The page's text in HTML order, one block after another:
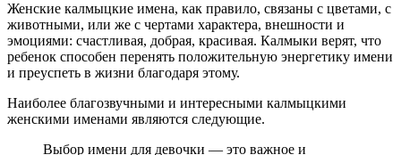
Женские калмыцкие имена, как правило, связаны с цветами, с
животными, или же с чертами характера, внешности и
эмоциями: счастливая, добрая, красивая. Калмыки верят, что
ребенок способен перенять положительную энергетику имени
и преуспеть в жизни благодаря этому.
Наиболее благозвучными и интересными калмыцкими
женскими именами являются следующие.
Выбор имени для девочки — это важное и